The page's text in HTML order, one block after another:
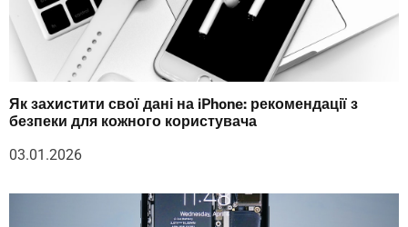
Як захистити свої дані на iPhone: рекомендації з
безпеки для кожного користувача
03.01.2026